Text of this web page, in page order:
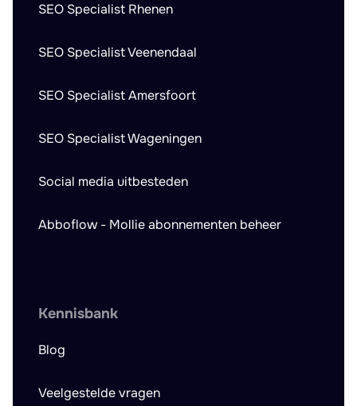
SEO Specialist Rhenen
SEO Specialist Veenendaal
SEO Specialist Amersfoort
SEO Specialist Wageningen
Social media uitbesteden
Abboflow - Mollie abonnementen beheer
Kennisbank
Blog
Veelgestelde vragen